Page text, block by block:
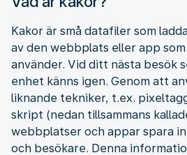
Kakor är små datafiler som
av den webbplats eller app
använder. Vid ditt nästa besök
enhet känns igen. Genom att
liknande tekniker, t.ex.
skript (nedan tillsammans
webbplatser och appar spara
och besökare. Denna